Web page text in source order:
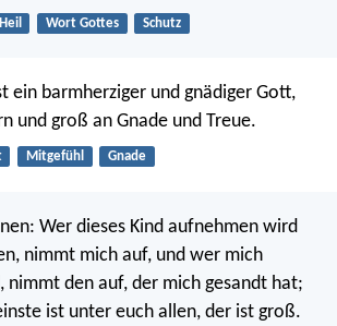
Heil Wort Gottes Schutz
ein barmherziger und gnädiger Gott,
und groß an Gnade und Treue.
Mitgefühl Gnade
Wer dieses Kind aufnehmen wird
nimmt mich auf, und wer mich
nimmt den auf, der mich gesandt hat;
ist unter euch allen, der ist groß.